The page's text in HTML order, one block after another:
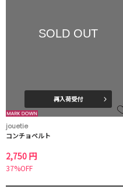
SOLD OUT
再入荷受付
jouetie
コンチョベルト
2,750 円
37%OFF